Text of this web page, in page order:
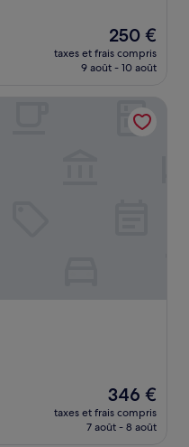
Le
nouveau
prix
de
250 €
250 €
taxes et frais compris
9 août - 10 août
Le
nouveau
prix
346 €
taxes et frais compris
7 août - 8 août